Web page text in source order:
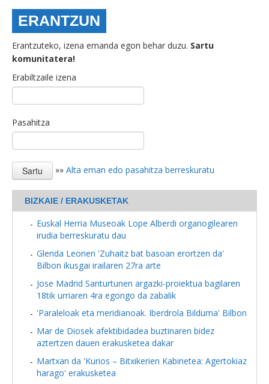
ERANTZUN
Erantzuteko, izena emanda egon behar duzu. Sartu
komunitatera!
Erabiltzaile izena
Pasahitza
»» Alta eman edo pasahitza berreskuratu
BIZKAIE / ERAKUSKETAK
Euskal Herria Museoak Lope Alberdi organogilearen
irudia berreskuratu dau
Glenda Leonen 'Zuhaitz bat basoan erortzen da'
Bilbon ikusgai irailaren 27ra arte
Jose Madrid Santurtunen argazki-proiektua bagilaren
18tik urriaren 4ra egongo da zabalik
'Paraleloak eta meridianoak. Iberdrola Bilduma' Bilbon
Mar de Diosek afektibidadea buztinaren bidez
aztertzen dauen erakusketea dakar
Martxan da 'Kurios – Bitxikerien Kabinetea: Agertokiaz
harago' erakusketea